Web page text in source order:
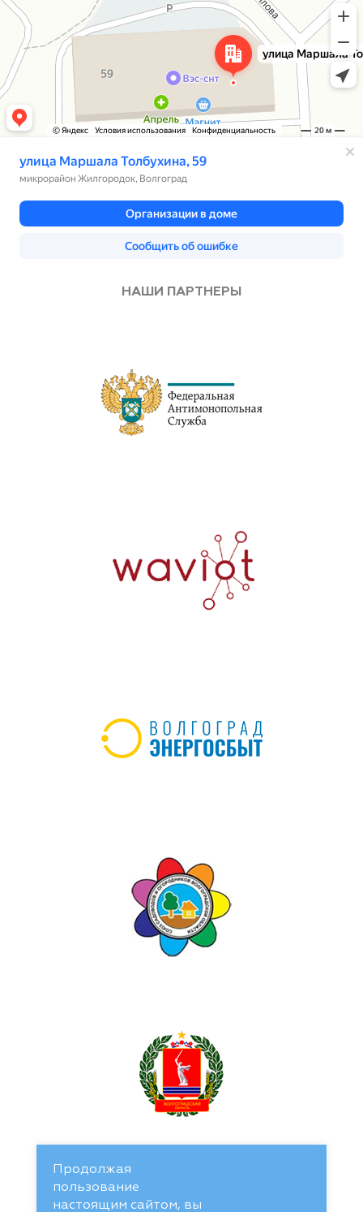
проверка и обслуживание силовых
трансформаторов
выполнение работ по ремонту, монтажу и
демонтажу кабельных и воздушных линий 0,4кВ
и 6-10кВ
выезд на ликвидацию аварийных ситуации (в
любое время)
Требования:
наличие навыков ремонта электрооборудования,
станций и сетей
знание основ электротехники и электроники
аккуратность
Условия:
работа в крупной региональной электросетевой
НАШИ ПАРТНЕРЫ
Продолжая
пользование
настоящим сайтом, вы